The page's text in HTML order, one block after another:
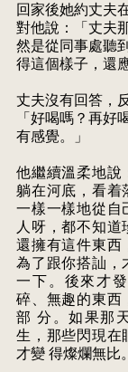
回家後她約丈夫
對他說：「丈夫
然是從同事處聽
得這個樣子，還
丈夫沒有回答，
「好喝嗎？再好
有感覺。」
他繼續溫柔地說
躺在河底，看着
一樣一樣地從自
人呀，都不知道
還擁有這件東西
為了跟你搭訕，
一下。後來才
碎、無趣的東西
部 分。如果那
生，那些閃現在
才變 得燦爛無比